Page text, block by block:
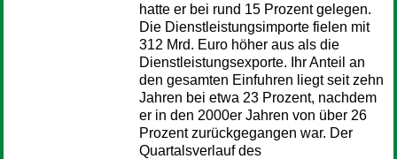
hatte er bei rund 15 Prozent gelegen.
Die Dienstleistungsimporte fielen mit
312 Mrd. Euro höher aus als die
Dienstleistungsexporte. Ihr Anteil an
den gesamten Einfuhren liegt seit zehn
Jah­ren bei etwa 23 Prozent, nachdem
er in den 2000er Jahren von über 26
Prozent zurückgegangen war. Der
Quartalsverlauf des